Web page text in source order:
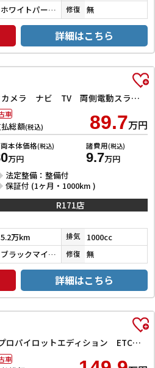
ホワイトパールクリスタルシャイン 修復 無
詳細はこちら
カスタムG S ETC バックカメラ ナビ TV 両側電動スライドドア オートクルーズコントロール 衝突被害軽減システム アルミホイール オートライト LEDヘッドランプ スマートキー アイドリングストップ
総額(税込) 89.7万円
本体価格(税込)
万円
諸費用(税込)
9.7万円
法定整備：整備付
保証付 (1ヶ月・1000km )
車
R171店
5.2万km 排気 1000cc
ブラックマイカメタリック 修復 無
詳細はこちら
ハイウェイスター Gターボプロパイロットエディション ETC 全周囲カメラ 両側電動スライドドア ナビ TV クリアランスソナー オートクルーズコントロール オートライト スマートキー アイドリングストップ 電動格納ミラー CVT Bluetooth
車